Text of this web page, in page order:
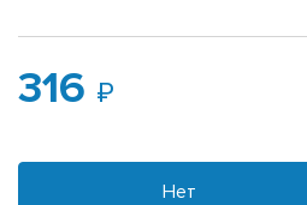
316
Нет